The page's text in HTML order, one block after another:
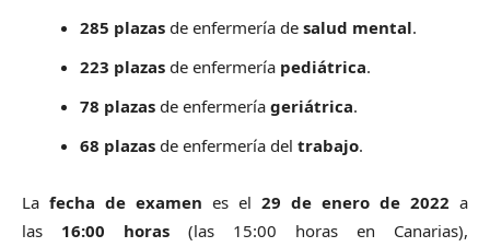
285 plazas de enfermería de salud mental.
223 plazas de enfermería pediátrica.
78 plazas de enfermería geriátrica.
68 plazas de enfermería del trabajo.
La fecha de examen es el 29 de enero de 2022 a
las 16:00 horas (las 15:00 horas en Canarias),